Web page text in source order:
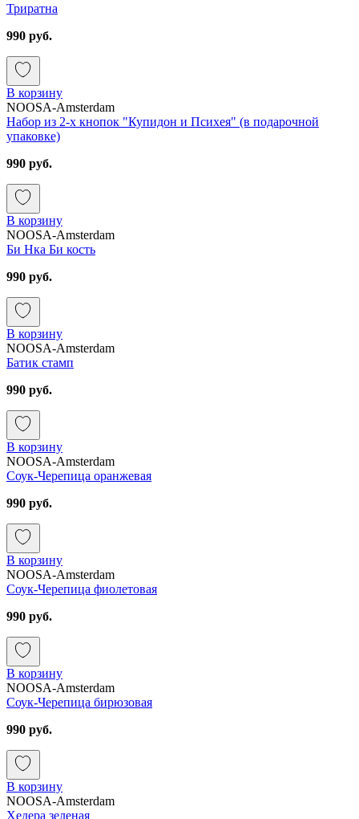
Триратна
990 руб.
В корзину
NOOSA-Amsterdam
Набор из 2-х кнопок "Купидон и Психея" (в подарочной
упаковке)
990 руб.
В корзину
NOOSA-Amsterdam
Би Нка Би кость
990 руб.
В корзину
NOOSA-Amsterdam
Батик стамп
990 руб.
В корзину
NOOSA-Amsterdam
Соук-Черепица оранжевая
990 руб.
В корзину
NOOSA-Amsterdam
Соук-Черепица фиолетовая
990 руб.
В корзину
NOOSA-Amsterdam
Соук-Черепица бирюзовая
990 руб.
В корзину
NOOSA-Amsterdam
Хедера зеленая